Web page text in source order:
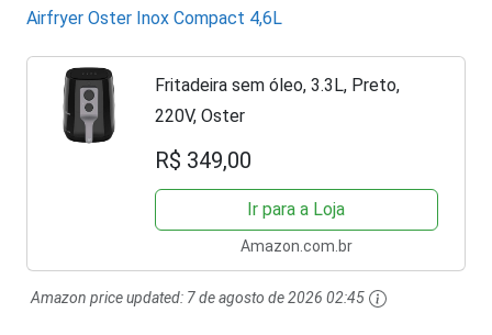
Airfryer Oster Inox Compact 4,6L
Fritadeira sem óleo, 3.3L, Preto,
220V, Oster
R$ 349,00
Ir para a Loja
Amazon.com.br
Amazon price updated: 7 de agosto de 2026 02:45